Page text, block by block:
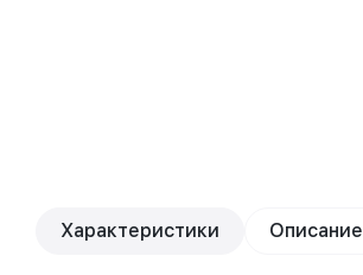
Характеристики Описание